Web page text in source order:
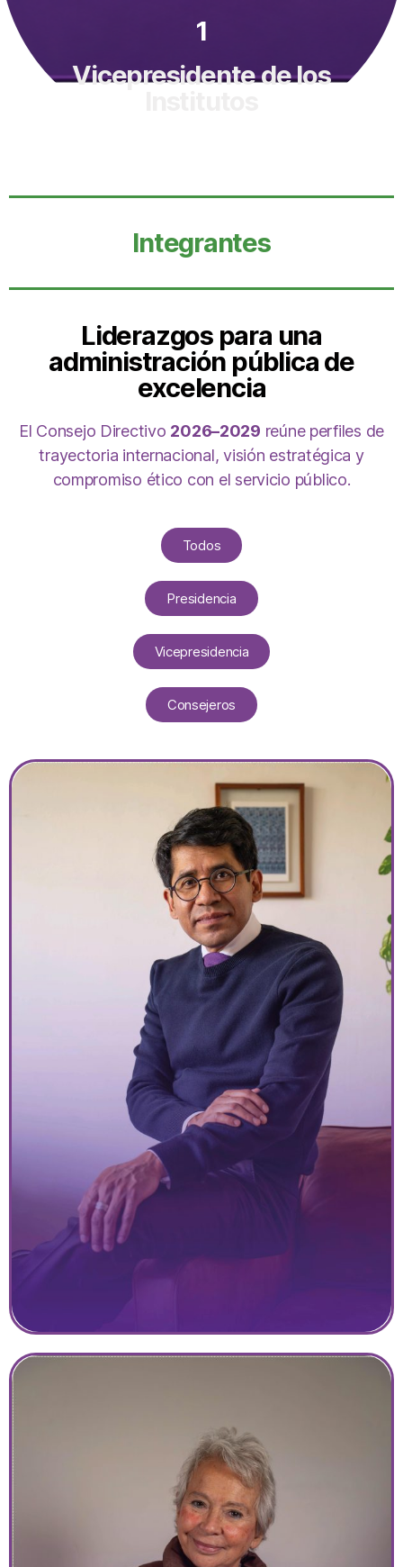
1
Vicepresidente de los
Integrantes
Liderazgos para una
administración pública de
excelencia
El Consejo Directivo 2026–2029 reúne perfiles de
trayectoria internacional, visión estratégica y
compromiso ético con el servicio público.
Todos
Presidencia
Vicepresidencia
Consejeros